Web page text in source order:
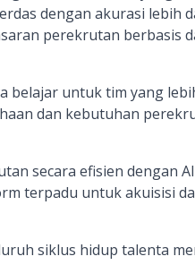
dengan akurasi lebih
perekrutan berbasis
belajar untuk tim yang
dan kebutuhan
secara efisien dengan AI
terpadu untuk akuisisi
siklus hidup talenta